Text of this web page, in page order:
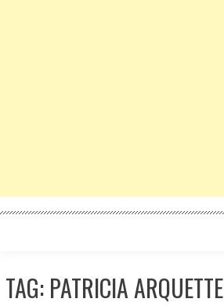
TAG: PATRICIA ARQUETTE